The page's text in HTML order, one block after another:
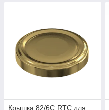
Крышка 82/6С RTC для